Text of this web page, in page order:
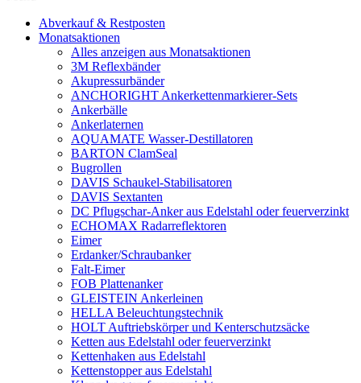
Abverkauf & Restposten
Monatsaktionen
Alles anzeigen aus Monatsaktionen
3M Reflexbänder
Akupressurbänder
ANCHORIGHT Ankerkettenmarkierer-Sets
Ankerbälle
Ankerlaternen
AQUAMATE Wasser-Destillatoren
BARTON ClamSeal
Bugrollen
DAVIS Schaukel-Stabilisatoren
DAVIS Sextanten
DC Pflugschar-Anker aus Edelstahl oder feuerverzinkt
ECHOMAX Radarreflektoren
Eimer
Erdanker/Schraubanker
Falt-Eimer
FOB Plattenanker
GLEISTEIN Ankerleinen
HELLA Beleuchtungstechnik
HOLT Auftriebskörper und Kenterschutzsäcke
Ketten aus Edelstahl oder feuerverzinkt
Kettenhaken aus Edelstahl
Kettenstopper aus Edelstahl